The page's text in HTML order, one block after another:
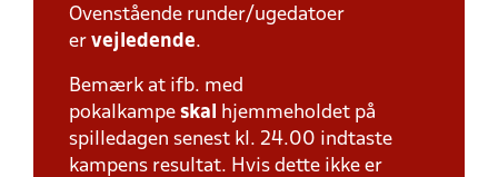
Ovenstående runder/ugedatoer
er vejledende.
Bemærk at ifb. med
pokalkampe skal
hjemmeholdet på
spilledagen senest kl. 24.00 indtaste
kampens resultat. Hvis dette ikke er